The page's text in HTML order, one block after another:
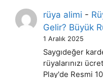
rüya alimi -
Gelir? Büyük
1 Aralık 2025
Saygıdeğer
rüyalarınızı
Play'de Resmi